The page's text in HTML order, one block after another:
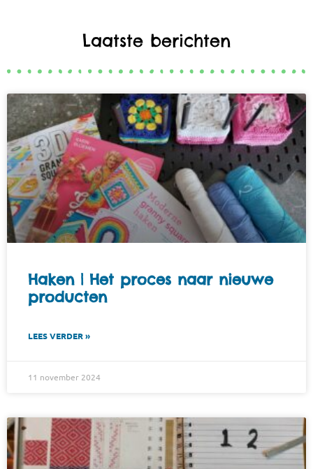
Laatste berichten
Haken | Het proces naar nieuwe
producten
LEES VERDER »
11 november 2024